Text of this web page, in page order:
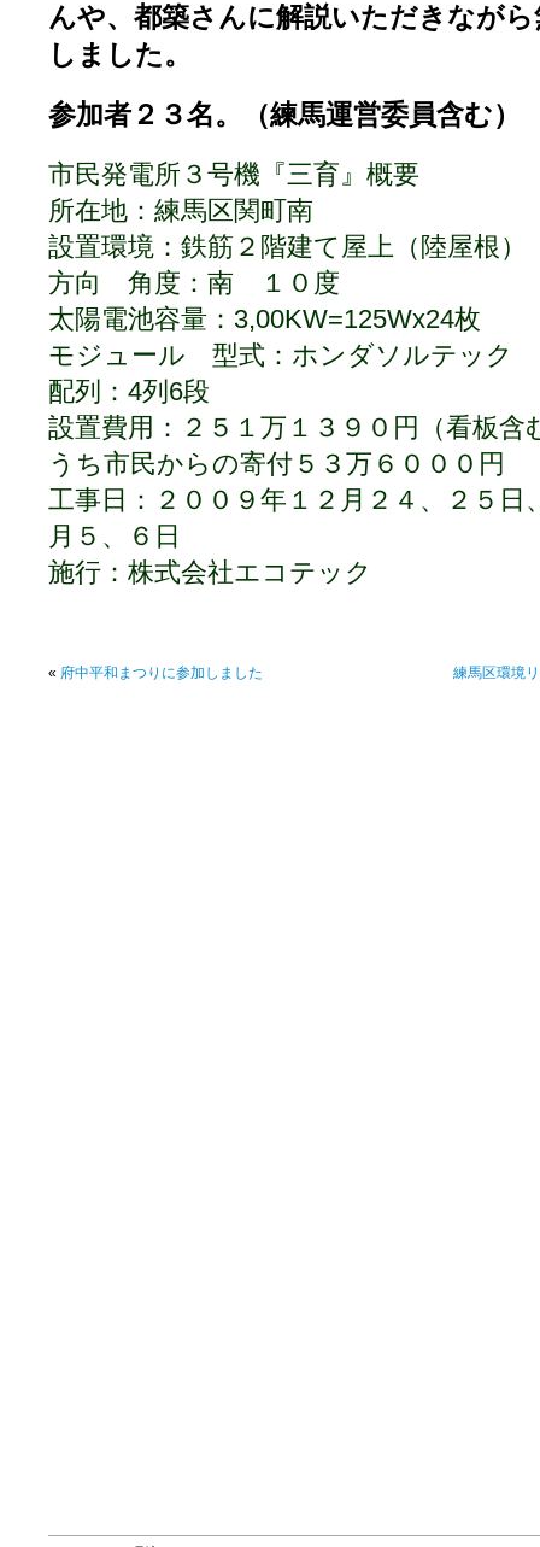
んや、都築さんに解説いただきなが
しました。
参加者２３名。（練馬運営委員含む）
市民発電所３号機『三育』概要
所在地：練馬区関町南
設置環境：鉄筋２階建て屋上（陸屋根）
方向 角度：南 １０度
太陽電池容量：3,00KW=125Wx24枚
モジュール 型式：ホンダソルテック
配列：4列6段
設置費用：２５１万１３９０円（看板含
うち市民からの寄付５３万６０００円
工事日：２００９年１２月２４、２５日
月５、６日
施行：株式会社エコテック
« 府中平和まつりに参加しました 練馬区環境